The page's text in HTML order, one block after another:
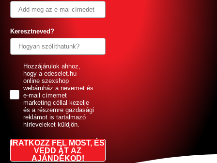
Keresztneved?
GDPRHozzájárulok ahhoz,
hogy a edeselet.hu
online szexshop
webáruház a nevemet és
e-mail címemet
marketing céllal kezelje
és a részemre gazdasági
reklámot is tartalmazó
hírleveleket küldjön.
IRATKOZZ FEL MOST, ÉS
VEDD ÁT AZ
AJÁNDÉKOD!